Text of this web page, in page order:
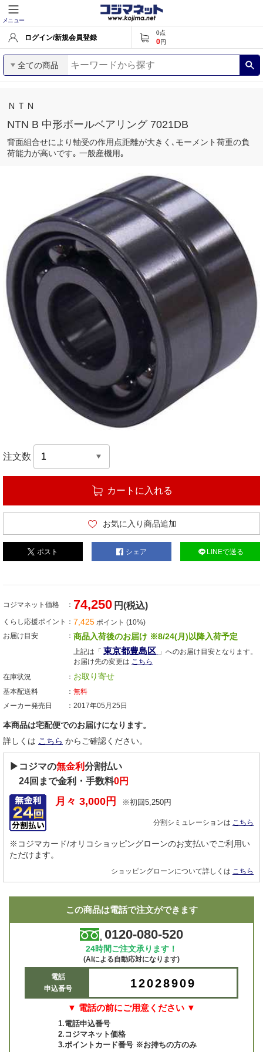
メニュー
ログイン/新規会員登録
0点
0円
全ての商品
ＮＴＮ
NTN B 中形ボールベアリング 7021DB
背面組合せにより軸受の作用点距離が大きく､モーメント荷重の負
荷能力が高いです｡ 一般産機用｡
注文数
カートに入れる
お気に入り商品追加
ポスト シェア LINEで送る
コジマネット価格 74,250 円(税込)
くらし応援ポイント 7,425 ポイント (10%)
お届け目安
商品入荷後のお届け ※8/24(月)以降入荷予定
上記は「 東京都豊島区 」へのお届け目安となります。
お届け先の変更は こちら
在庫状況
お取り寄せ
基本配送料
無料
メーカー発売日
2017年05月25日
本商品は宅配便でのお届けになります。
詳しくは こちら からご確認ください。
▶コジマの無金利分割払い
24回まで金利・手数料0円
月々 3,000 円 ※初回5,250円
分割シミュレーションは こちら
※コジマカード/オリコショッピングローンのお支払いでご利用い
ただけます。
ショッピングローンについて詳しくは こちら
この商品は電話で注文ができます
0120-080-520
24時間ご注文承ります！
(AIによる自動応対になります)
電話
申込番号
12028909
▼ 電話の前にご用意ください ▼
1.電話申込番号
2.コジマネット価格
3.ポイントカード番号 ※お持ちの方のみ